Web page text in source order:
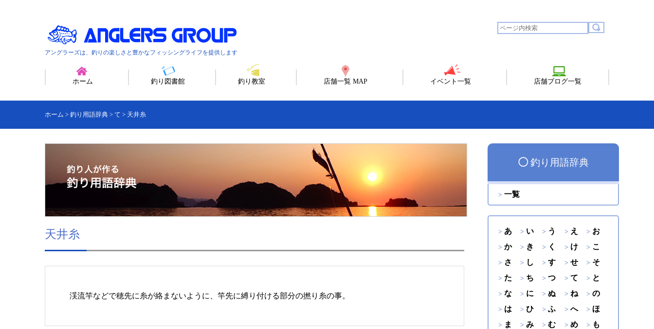
アングラーズは、釣りの楽しさと豊かなフィッシングライフを提供します
ホーム 釣り図書館 釣り教室 店舗一覧 MAP イベント一覧 店舗ブログ一覧
ホーム > 釣り用語辞典 > て > 天井糸
天井糸
渓流竿などで穂先に糸が絡まないように、竿先に縛り付ける部分の撚り糸の事。
◯釣り用語辞典
一覧
あ い う え
お
か
き く け
こ
さ
し す せ
そ
た
ち つ て
と
な
に ぬ ね
の
は
ひ ふ へ
ほ
ま
み む め
も